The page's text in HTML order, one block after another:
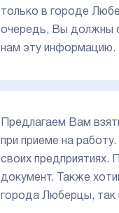
только в городе
очередь, Вы должны
нам эту информацию.
Предлагаем Вам
при приеме на
своих предприятиях.
документ. Также
города Люберцы, так